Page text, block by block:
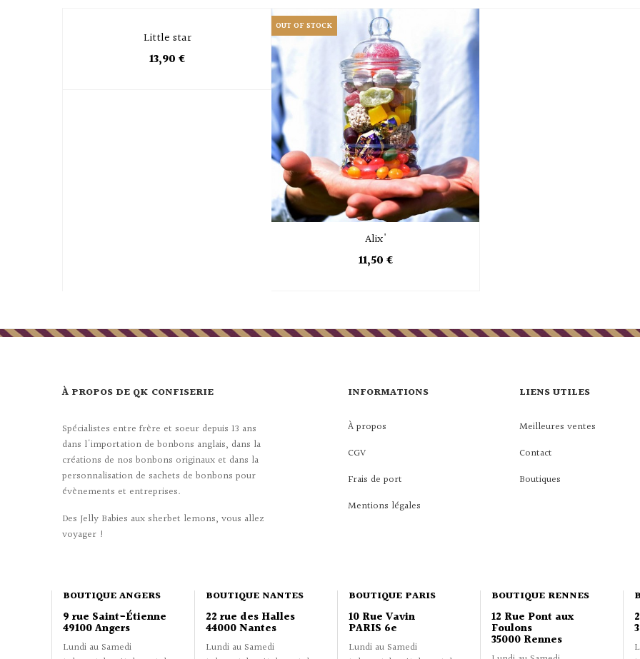
Little star
13,90 €
OUT OF STOCK
Alix'
11,50 €
À PROPOS DE QK CONFISERIE
Spécialistes entre frère et soeur depuis 13 ans
dans l'importation de bonbons anglais, dans la
créations de nos bonbons originaux et dans la
personnalisation de sachets de bonbons pour
évènements et entreprises.
Des Jelly Babies aux sherbet lemons, vous allez
voyager !
INFORMATIONS
À propos
CGV
Frais de port
Mentions légales
LIENS UTILES
Meilleures ventes
Contact
Boutiques
BOUTIQUE ANGERS
9 rue Saint-Étienne
49100 Angers
Lundi au Samedi
BOUTIQUE NANTES
22 rue des Halles
44000 Nantes
Lundi au Samedi
BOUTIQUE PARIS
10 Rue Vavin
PARIS 6e
Lundi au Samedi
BOUTIQUE RENNES
12 Rue Pont aux
Foulons
35000 Rennes